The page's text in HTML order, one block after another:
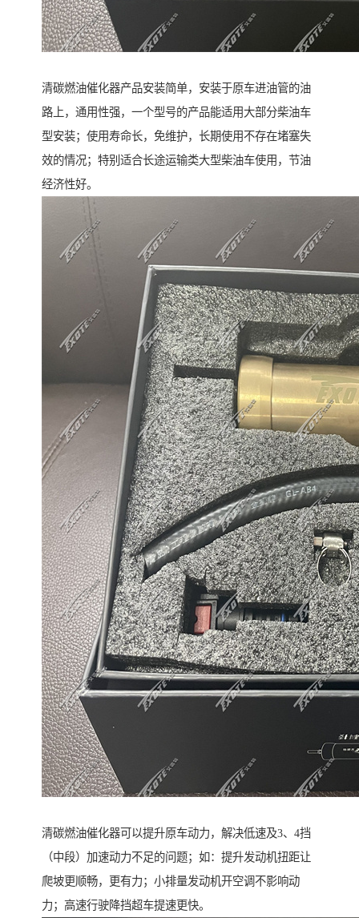
清碳燃油催化器产品安装简单，安装于原车进油管的油
路上，通用性强，一个型号的产品能适用大部分柴油车
型安装；使用寿命长，免维护，长期使用不存在堵塞失
效的情况；特别适合长途运输类大型柴油车使用，节油
经济性好。
清碳燃油催化器可以提升原车动力，解决低速及3、4挡
（中段）加速动力不足的问题；如：提升发动机扭距让
爬坡更顺畅，更有力；小排量发动机开空调不影响动
力；高速行驶降挡超车提速更快。